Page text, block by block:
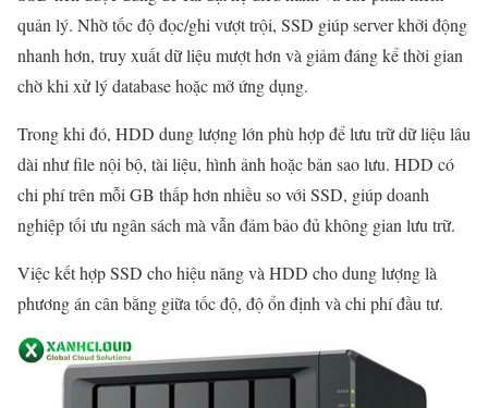
quản lý. Nhờ tốc độ đọc/ghi vượt trội, SSD giúp server khởi động
nhanh hơn, truy xuất dữ liệu mượt hơn và giảm đáng kể thời gian
chờ khi xử lý database hoặc mở ứng dụng.
Trong khi đó, HDD dung lượng lớn phù hợp để lưu trữ dữ liệu lâu
dài như file nội bộ, tài liệu, hình ảnh hoặc bản sao lưu. HDD có
chi phí trên mỗi GB thấp hơn nhiều so với SSD, giúp doanh
nghiệp tối ưu ngân sách mà vẫn đảm bảo đủ không gian lưu trữ.
Việc kết hợp SSD cho hiệu năng và HDD cho dung lượng là
phương án cân bằng giữa tốc độ, độ ổn định và chi phí đầu tư.